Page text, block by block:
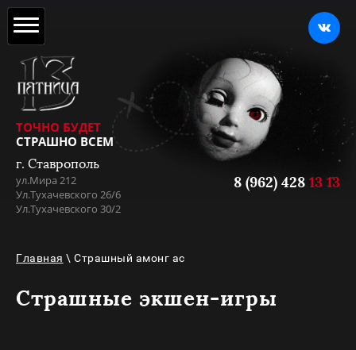
ТОЧНО БУДЕТ
СТРАШНО ВСЕМ
г. Ставрополь
ул.Мира 212
Ул.Тухачевского 26/6
Ул.Тухачевского 30/2
8 (962) 428 13 13
Главная \ Страшный амонг ас
Страшные экшен-игры